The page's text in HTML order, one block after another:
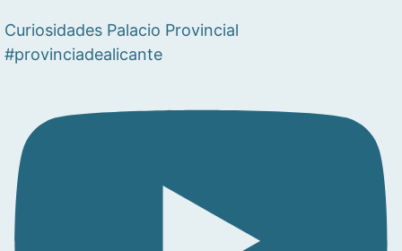
Curiosidades Palacio Provincial
#provinciadealicante